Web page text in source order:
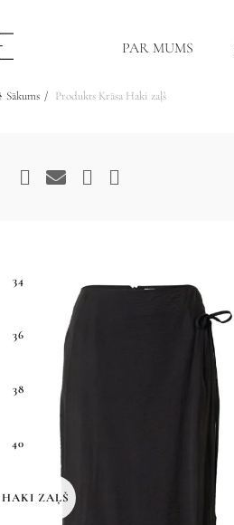
PAR MUMS
Sākums Produkts Krāsa Haki zaļš
34
36
38
40
HAKI ZAĻŠ